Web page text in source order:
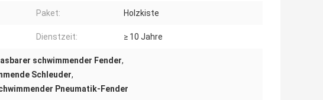
Paket: Holzkiste
Dienstzeit: ≥ 10 Jahre
schwimmender Fender,
Schleuder,
Pneumatik-Fender